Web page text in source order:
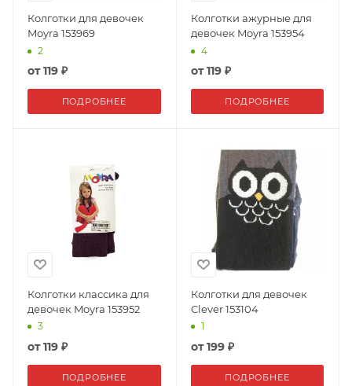
Колготки для девочек
Moyra 153969
2
от119 ₽
ПОДРОБНЕЕ
Колготки ажурные для
девочек Moyra 153954
4
от119 ₽
ПОДРОБНЕЕ
Колготки классика для
девочек Moyra 153952
3
от119 ₽
ПОДРОБНЕЕ
Колготки для девочек
Clever 153104
1
от199 ₽
ПОДРОБНЕЕ